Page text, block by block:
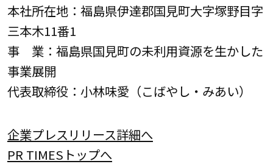
本社所在地：福島県伊達郡国見町大字塚野目字
三本木11番1
事 業：福島県国見町の未利用資源を生かした
事業展開
代表取締役：小林味愛（こばやし・みあい）
企業プレスリリース詳細へ
PR TIMESトップへ